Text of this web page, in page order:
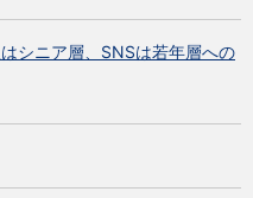
シニア層、SNSは若年層への